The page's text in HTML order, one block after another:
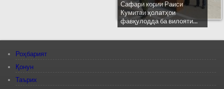
Сафари кории Раиси
Кумитаи ҳолатҳои
фавқулодда ба вилояти...
Роҳбарият
Қонун
Таърих